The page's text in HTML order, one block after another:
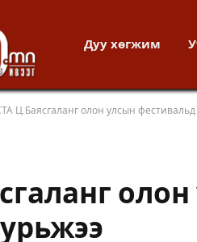
Дуу хөгжим
Ц.Баясгаланг олон улсын фестивальд